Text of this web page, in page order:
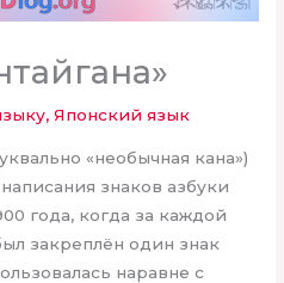
,Японский язык
«необычная кана»)
знаков азбуки
года, когда за каждой
закреплён один знак
наравне с